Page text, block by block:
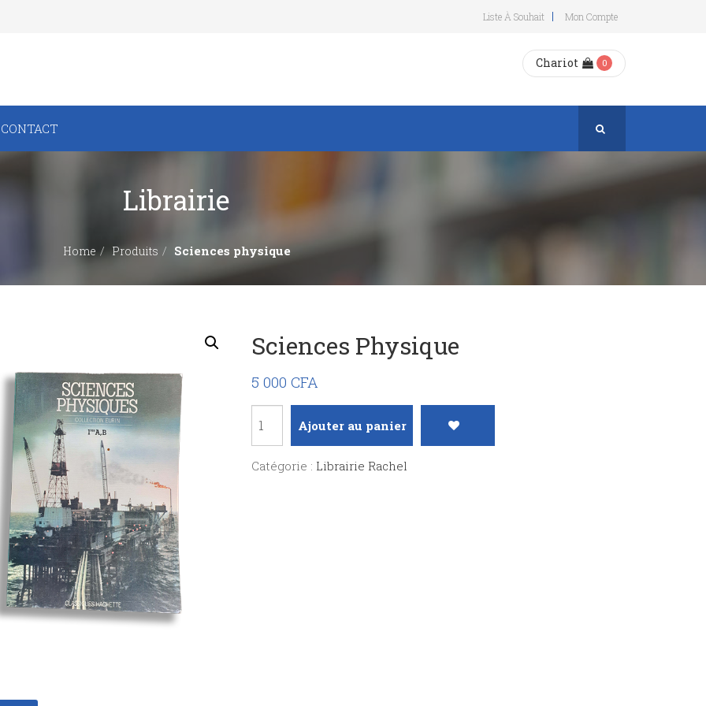
Liste À Souhait Mon Compte
Chariot 0
CONTACT
Librairie
Home Produits Sciences physique
Sciences Physique
5 000CFA
Sciences
Ajouter au panier
Catégorie : Librairie Rachel